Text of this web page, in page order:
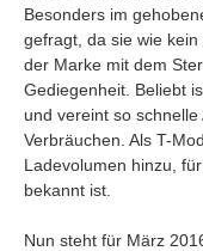
Besonders im
gefragt, da sie wie
der Marke mit dem
Gediegenheit. Beliebt
und vereint so
Verbräuchen. Als T-
Ladevolumen hinzu,
bekannt ist.
Nun steht für März